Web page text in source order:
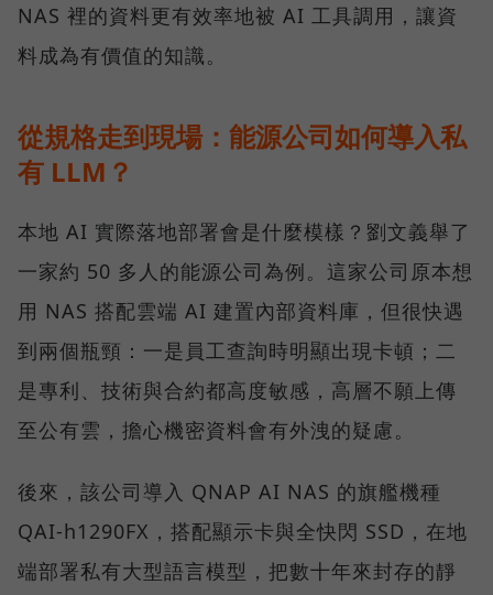
NAS 裡的資料更有效率地被 AI 工具調用，讓資
料成為有價值的知識。
從規格走到現場：能源公司如何導入私
有 LLM？
本地 AI 實際落地部署會是什麼模樣？劉文義舉了
一家約 50 多人的能源公司為例。這家公司原本想
用 NAS 搭配雲端 AI 建置內部資料庫，但很快遇
到兩個瓶頸：一是員工查詢時明顯出現卡頓；二
是專利、技術與合約都高度敏感，高層不願上傳
至公有雲，擔心機密資料會有外洩的疑慮。
後來，該公司導入 QNAP AI NAS 的旗艦機種
QAI-h1290FX，搭配顯示卡與全快閃 SSD，在地
端部署私有大型語言模型，把數十年來封存的靜